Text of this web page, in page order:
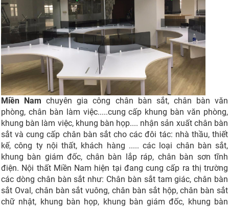
Miền Nam chuyên gia công chân bàn sắt, chân bàn văn
phòng, chân bàn làm việc.....cung cấp khung bàn văn phòng,
khung bàn làm việc, khung bàn họp.... nhận sản xuất chân bàn
sắt và cung cấp chân bàn sắt cho các đôi tác: nhà thầu, thiết
kế, công ty nội thất, khách hàng ..... các loại chân bàn sắt,
khung bàn giám đốc, chân bàn lắp ráp, chân bàn sơn tĩnh
điện. Nội thất Miền Nam hiện tại đang cung cấp ra thị trường
các dòng chân bàn sắt như: Chân bàn sắt tam giác, chân bàn
sắt Oval, chân bàn sắt vuông, chân bàn sắt hộp, chân bàn sắt
chữ nhật, khung bàn họp, khung bàn giám đốc, khung bàn